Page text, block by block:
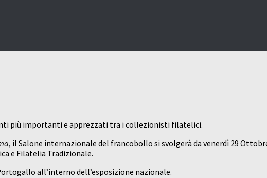
più importanti e apprezzati tra i collezionisti filatelici.
, il Salone internazionale del francobollo si svolgerà da venerdì 29
e Filatelia Tradizionale.
all’interno dell’esposizione nazionale.